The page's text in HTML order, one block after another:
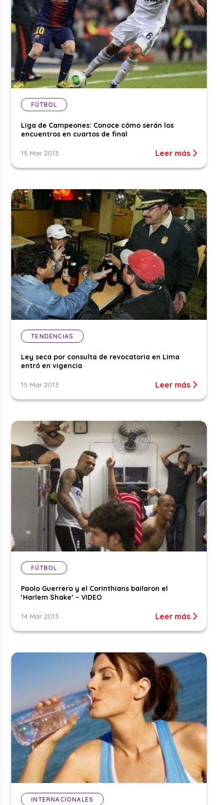
FÚTBOL
Liga de Campeones: Conoce cómo serán los
encuentros en cuartos de final
15 Mar 2013 Leer más
TENDENCIAS
Ley seca por consulta de revocatoria en Lima
entró en vigencia
15 Mar 2013 Leer más
FÚTBOL
Paolo Guerrero y el Corinthians bailaron el
‘Harlem Shake’ – VIDEO
14 Mar 2013 Leer más
INTERNACIONALES